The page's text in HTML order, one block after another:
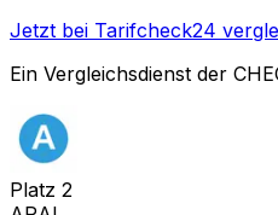
Jetzt bei Tarifcheck24
Ein Vergleichsdienst der
Platz 2